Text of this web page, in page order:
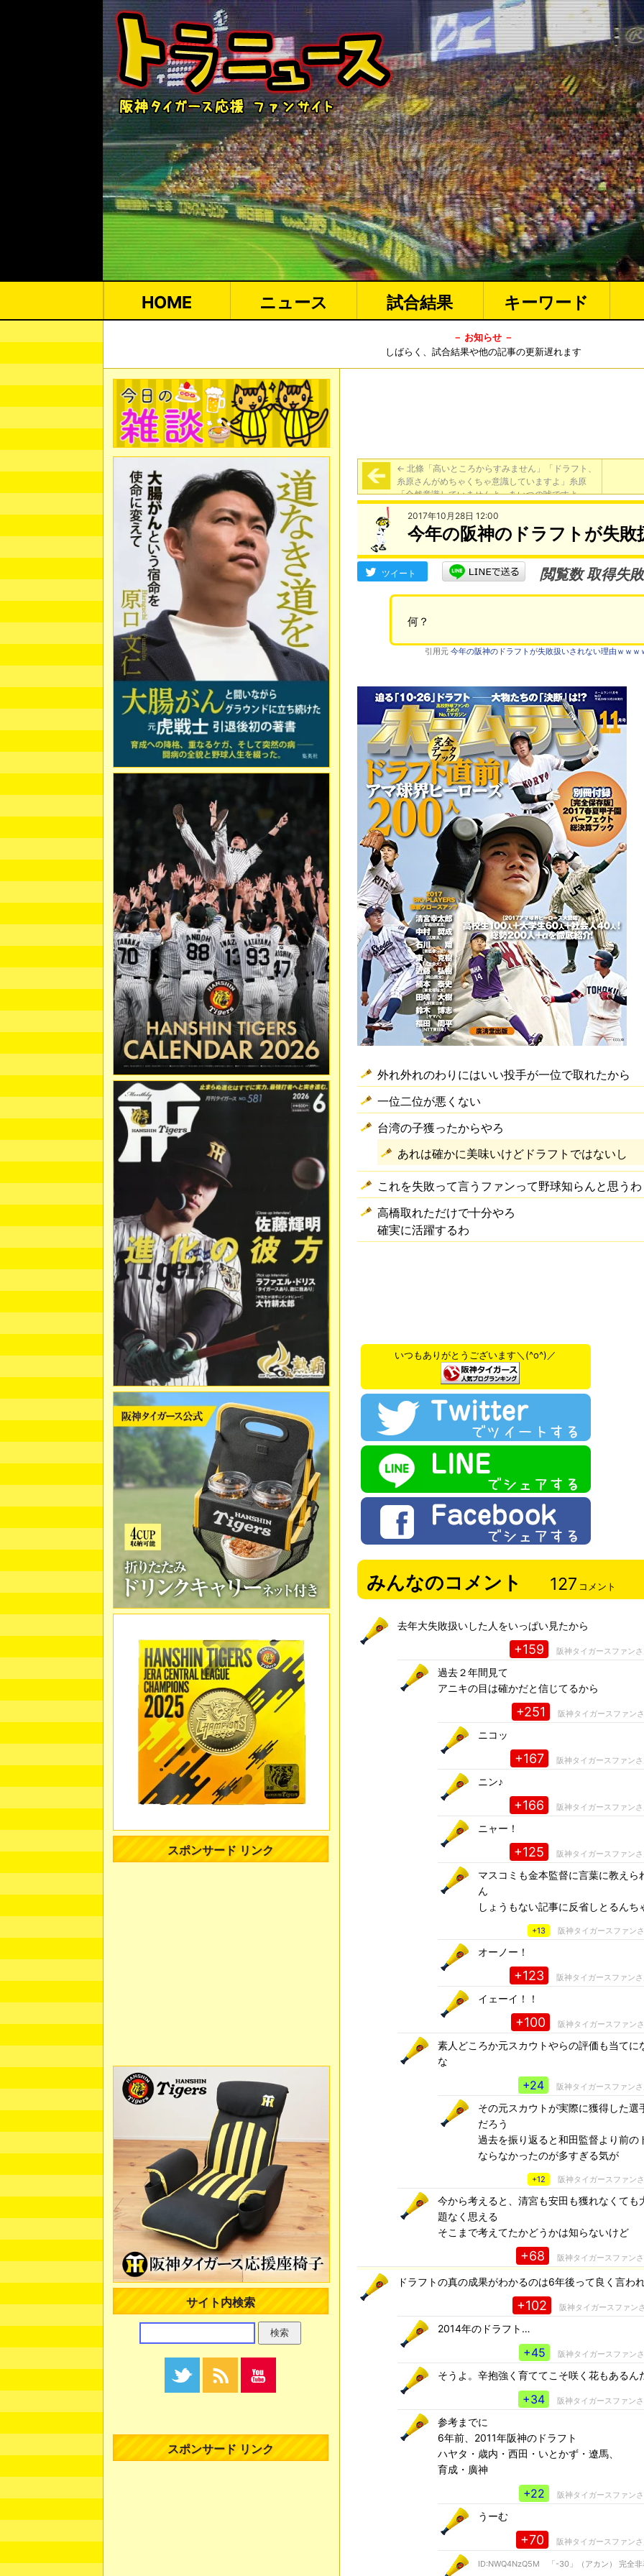
HOME ニュース 試合結果 キーワード
－ お知らせ －
しばらく、試合結果や他の記事の更新遅れます
← 北條「高いところからすみません」「ドラフト、
糸原さんがめちゃくちゃ意識していますよ」糸原
「全然意識していませんよ～あいつの嘘ですよ」
2017年10月28日 12:00
今年の阪神のドラフトが失敗
ツイート 閲覧数 取得失敗
何？
引用元 今年の阪神のドラフトが失敗扱いされない理由ｗｗ
外れ外れのわりにはいい投手が一位で取れたから
一位二位が悪くない
台湾の子獲ったからやろ
あれは確かに美味いけどドラフトではないし
これを失敗って言うファンって野球知らんと思うわ
高橋取れただけで十分やろ
確実に活躍するわ
いつもありがとうございます＼(^o^)／
みんなのコメント 127 コメント
去年大失敗扱いした人をいっぱい見たから
+159 阪神タイガースファンさ
過去２年間見て
アニキの目は確かだと信じてるから
+251 阪神タイガースファンさ
ニコッ
+167 阪神タイガースファンさ
ニン♪
+166 阪神タイガースファンさ
ニャー！
+125 阪神タイガースファンさ
マスコミも金本監督に言葉に教えら
ん
しょうもない記事に反省しとるんち
+13 阪神タイガースファンさ
オーノー！
+123 阪神タイガースファンさ
イェーイ！！
+100 阪神タイガースファンさ
素人どころか元スカウトやらの評価も当てに
な
+24 阪神タイガースファンさ
その元スカウトが実際に獲得した選
だろう
過去を振り返ると和田監督より前の
ならなかったのが多すぎる気が
+12 阪神タイガースファンさ
今から考えると、清宮も安田も獲れなくても
題なく思える
そこまで考えてたかどうかは知らないけど
+68 阪神タイガースファンさ
ドラフトの真の成果がわかるのは6年後って良く言わ
+102 阪神タイガースファン
2014年のドラフト…
+45 阪神タイガースファンさ
そうよ。辛抱強く育ててこそ咲く花もあるん
+34 阪神タイガースファンさ
参考までに
6年前、2011年阪神のドラフト
ハヤタ・歳内・西田・いとかず・遼馬、
育成・廣神
+22 阪神タイガースファンさ
うーむ
+70 阪神タイガースファンさ
ID:NWQ4NzQ5M 「-30」（アカン） 完全非
スポンサード リンク
サイト内検索
スポンサード リンク